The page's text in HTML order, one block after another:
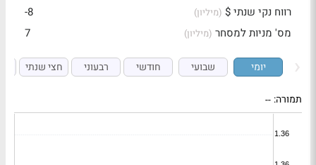
רווח נקי שנתי $ (מיליון)
-8
מס' מניות למסחר (מיליון) 7
יומי שבועי חודשי רבעוני חצי שנתי
תמורה: --